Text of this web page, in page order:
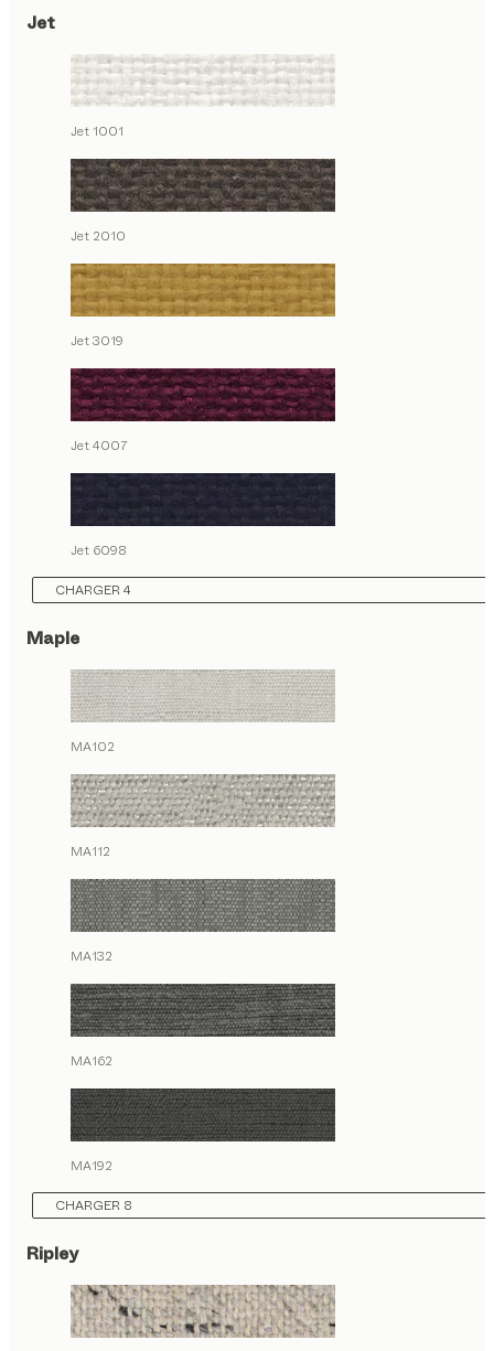
Jet
Jet 1001
Jet 2010
Jet 3019
Jet 4007
Jet 6098
CHARGER 4
Maple
MA102
MA112
MA132
MA162
MA192
CHARGER 8
Ripley